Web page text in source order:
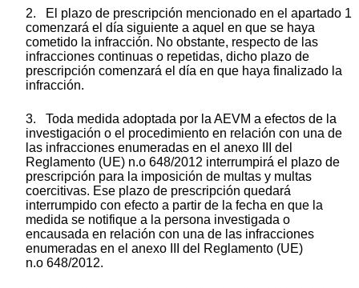
2. El plazo de prescripción mencionado en el apartado 1
comenzará el día siguiente a aquel en que se haya
cometido la infracción. No obstante, respecto de las
infracciones continuas o repetidas, dicho plazo de
prescripción comenzará el día en que haya finalizado la
infracción.
3. Toda medida adoptada por la AEVM a efectos de la
investigación o el procedimiento en relación con una de
las infracciones enumeradas en el anexo III del
Reglamento (UE) n.o 648/2012 interrumpirá el plazo de
prescripción para la imposición de multas y multas
coercitivas. Ese plazo de prescripción quedará
interrumpido con efecto a partir de la fecha en que la
medida se notifique a la persona investigada o
encausada en relación con una de las infracciones
enumeradas en el anexo III del Reglamento (UE)
n.o 648/2012.